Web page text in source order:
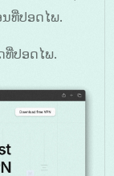
ທີ່ປອດໄພ.
ທີ່ປອດໄພ.